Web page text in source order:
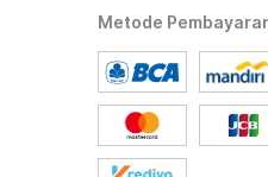
Metode